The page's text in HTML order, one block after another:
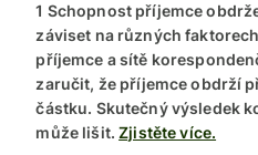
1 Schopnost příjemce
záviset na různých
příjemce a sítě
zaručit, že příjemce obdrží
částku. Skutečný výsledek
může lišit. Zjistěte více.